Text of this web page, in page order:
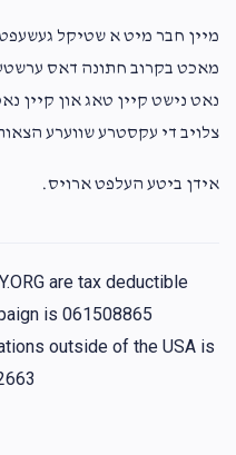
מיין חבר מיט א שטיקל
מאכט בקרוב חתונה דאס
נאט נישט קיין טאג און קיין
צלויב די עקסטרע שווערע
אידן ביטע העלפט ארויס.
are tax deductible
is 061508865
outside of the USA is